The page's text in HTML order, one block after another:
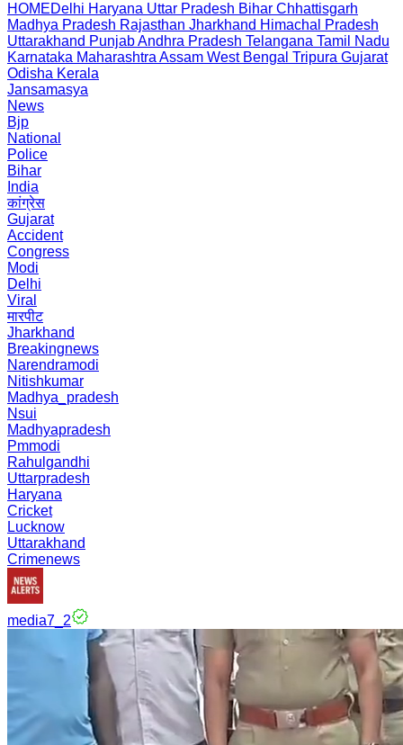
HOMEDelhi Haryana Uttar Pradesh Bihar Chhattisgarh
Madhya Pradesh Rajasthan Jharkhand Himachal Pradesh
Uttarakhand PunjabAndhra Pradesh Telangana Tamil Nadu
Karnataka Maharashtra Assam West Bengal Tripura Gujarat
Odisha Kerala
Jansamasya
News
Bjp
National
Police
Bihar
India
कांग्रेस
Gujarat
Accident
Congress
Modi
Delhi
Viral
मारपीट
Jharkhand
Breakingnews
Narendramodi
Nitishkumar
Madhya_pradesh
Nsui
Madhyapradesh
Pmmodi
Rahulgandhi
Uttarpradesh
Haryana
Cricket
Lucknow
Uttarakhand
Crimenews
media7_2